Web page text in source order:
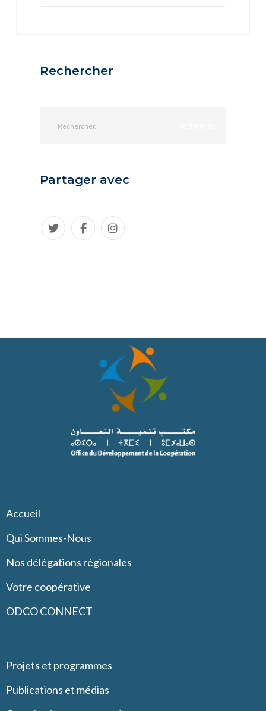
Rechercher
Partager avec
Accueil
Qui Sommes-Nous
Nos délégations régionales
Votre coopérative
ODCO CONNECT
Projets et programmes
Publications et médias